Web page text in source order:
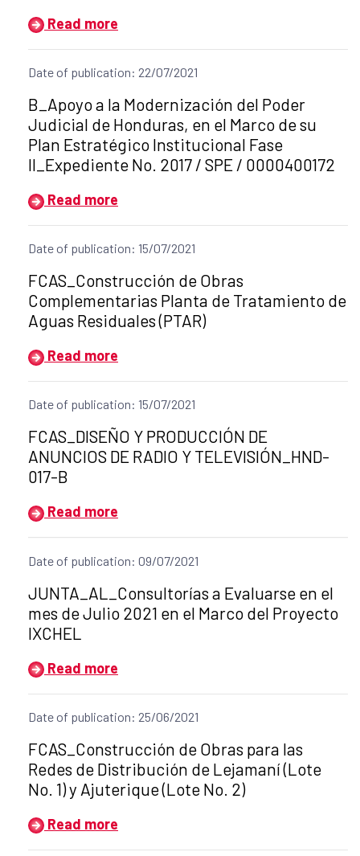
Read more
Date of publication: 22/07/2021
Title of the announcement:
B_Apoyo a la Modernización del Poder
Judicial de Honduras, en el Marco de su
Plan Estratégico Institucional Fase
II_Expediente No. 2017 / SPE / 0000400172
Read more
Date of publication: 15/07/2021
Title of the announcement:
FCAS_Construcción de Obras
Complementarias Planta de Tratamiento de
Aguas Residuales (PTAR)
Read more
Date of publication: 15/07/2021
Title of the announcement:
FCAS_DISEÑO Y PRODUCCIÓN DE
ANUNCIOS DE RADIO Y TELEVISIÓN_HND-
017-B
Read more
Date of publication: 09/07/2021
Title of the announcement:
JUNTA_AL_Consultorías a Evaluarse en el
mes de Julio 2021 en el Marco del Proyecto
IXCHEL
Read more
Date of publication: 25/06/2021
Title of the announcement:
FCAS_Construcción de Obras para las
Redes de Distribución de Lejamaní (Lote
No. 1) y Ajuterique (Lote No. 2)
Read more